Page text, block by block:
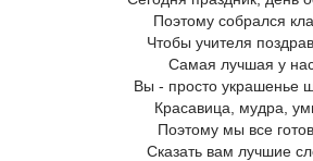
Поэтому собрался
Чтобы учителя
Самая лучшая у
Вы - просто украшенье
Красавица, мудра,
Поэтому мы все
Сказать вам лучшие